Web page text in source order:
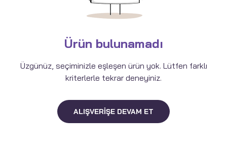
Ürün bulunamadı
Üzgünüz, seçiminizle eşleşen ürün yok. Lütfen farklı
kriterlerle tekrar deneyiniz.
ALIŞVERIŞE DEVAM ET